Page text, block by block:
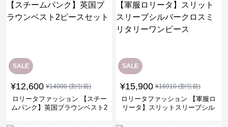
SALE
¥12,600 ¥14000(割引前)
ロリータファッション 【スチー
ムパンク】英国ブラウンベスト2
SALE
¥15,900 ¥16910(割引前)
ロリータファッション 【軍服ロ
リータ】スリットスリーブシル